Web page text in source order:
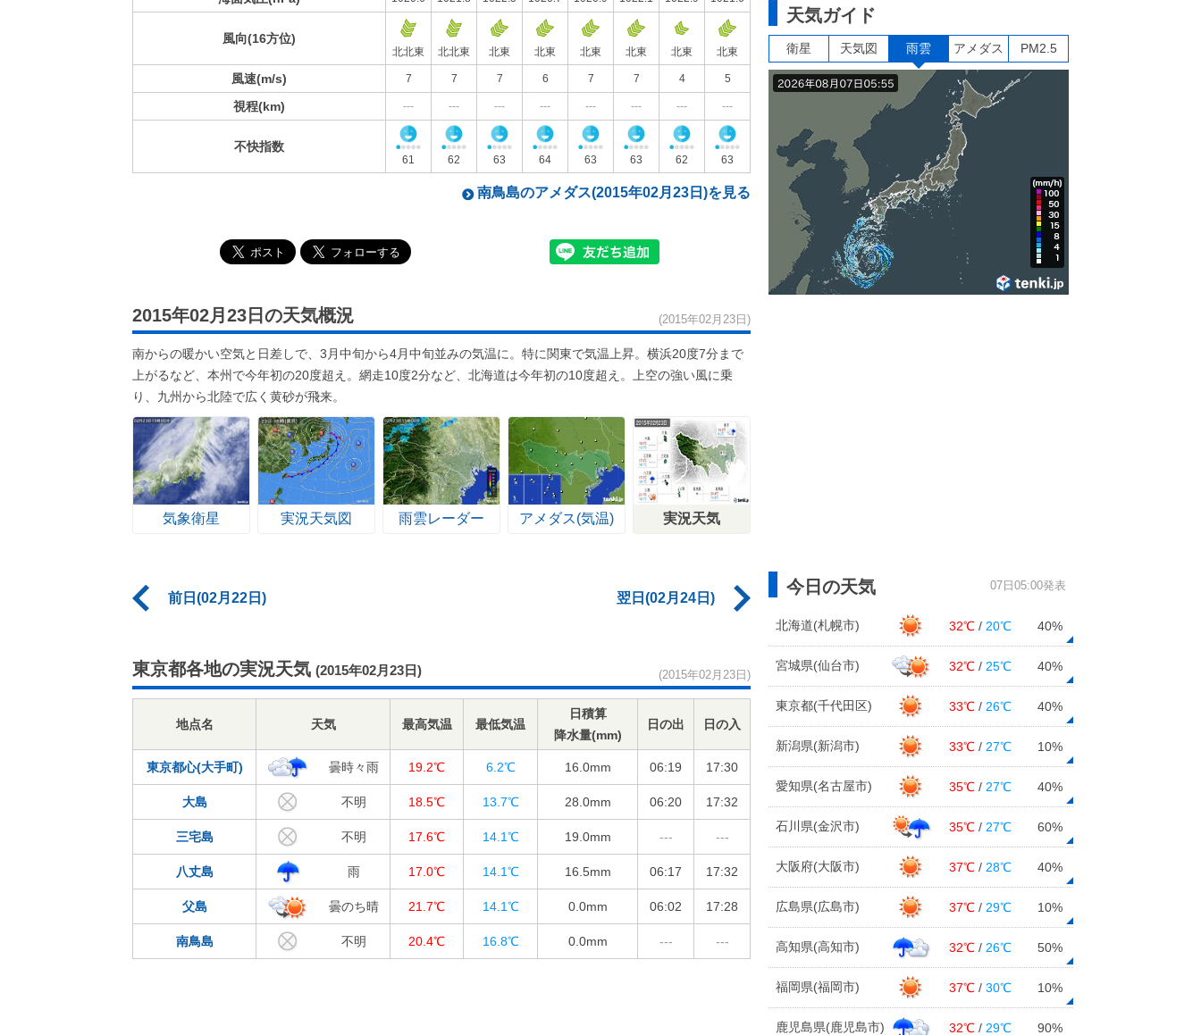
風向(16方位)
北北東 北北東 北東 北東 北東 北東 北東 北東
風速(m/s) 7 7 7 6 7 7 4 5
視程(km) --- --- --- --- --- --- --- ---
不快指数
61 62 63 64 63 63 62 63
南鳥島のアメダス(2015年02月23日)を見る
2015年02月23日の天気概況 (2015年02月23日)
南からの暖かい空気と日差しで、3月中旬から4月中旬並みの気温に。特に関東で気温上昇。横浜20度7分まで
上がるなど、本州で今年初の20度超え。網走10度2分など、北海道は今年初の10度超え。上空の強い風に乗
り、九州から北陸で広く黄砂が飛来。
気象衛星 実況天気図 雨雲レーダー アメダス(気温) 実況天気
前日(02月22日) 翌日(02月24日)
東京都各地の実況天気 (2015年02月23日) (2015年02月23日)
地点名 天気 最高気温 最低気温
日積算
降水量(mm)
日の出 日の入
東京都心(大手町) 曇時々雨 19.2℃ 6.2℃ 16.0mm 06:19 17:30
大島 不明 18.5℃ 13.7℃ 28.0mm 06:20 17:32
三宅島 不明 17.6℃ 14.1℃ 19.0mm --- ---
八丈島 雨 17.0℃ 14.1℃ 16.5mm 06:17 17:32
父島 曇のち晴 21.7℃ 14.1℃ 0.0mm 06:02 17:28
南鳥島 不明 20.4℃ 16.8℃ 0.0mm --- ---
天気ガイド
衛星 天気図 雨雲 アメダス PM2.5
今日の天気 07日05:00発表
北海道(札幌市) 32℃ / 20℃ 40%
宮城県(仙台市) 32℃ / 25℃ 40%
東京都(千代田区) 33℃ / 26℃ 40%
新潟県(新潟市) 33℃ / 27℃ 10%
愛知県(名古屋市) 35℃ / 27℃ 40%
石川県(金沢市) 35℃ / 27℃ 60%
大阪府(大阪市) 37℃ / 28℃ 40%
広島県(広島市) 37℃ / 29℃ 10%
高知県(高知市) 32℃ / 26℃ 50%
福岡県(福岡市) 37℃ /30℃ 10%
鹿児島県(鹿児島市) 32℃ / 29℃ 90%